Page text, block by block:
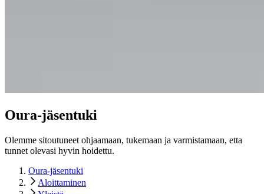
Oura-jäsentuki
Olemme sitoutuneet ohjaamaan, tukemaan ja varmistamaan, etta
tunnet olevasi hyvin hoidettu.
Oura-jäsentuki
Aloittaminen